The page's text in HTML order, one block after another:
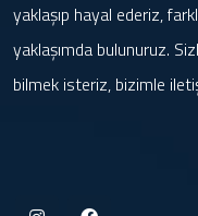
yaklaşıp hayal ederiz,
yaklaşımda bulunuruz.
bilmek isteriz, bizimle